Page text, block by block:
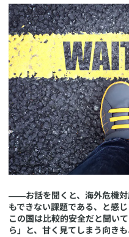
――お話を聞くと、海外危機対
もできない課題である、と感
この国は比較的安全だと聞い
ら」と、甘く見てしまう向き